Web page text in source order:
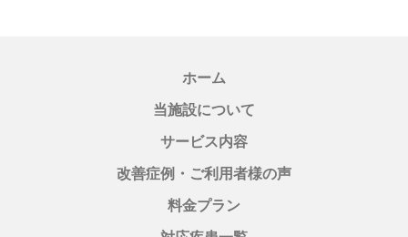
ホーム
当施設について
サービス内容
改善症例・ご利用者様の声
料金プラン